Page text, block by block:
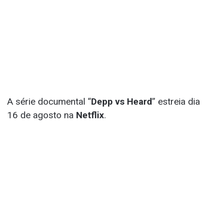
A série documental “Depp vs Heard” estreia dia
16 de agosto na Netflix.